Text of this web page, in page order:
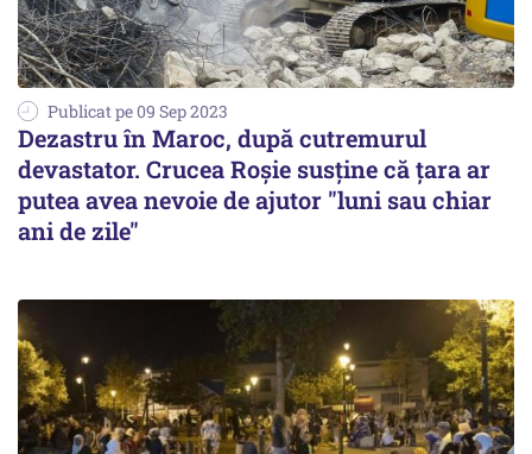
Publicat pe 09 Sep 2023
Dezastru în Maroc, după cutremurul
devastator. Crucea Roșie susține că țara ar
putea avea nevoie de ajutor "luni sau chiar
ani de zile"